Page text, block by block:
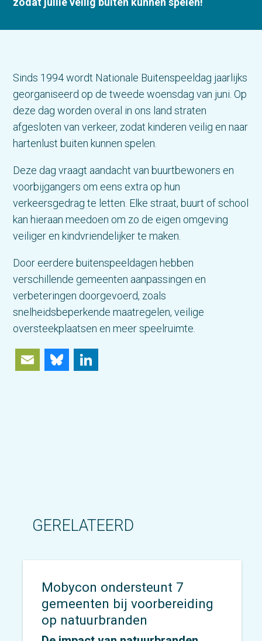
Sinds 1994 wordt Nationale Buitenspeeldag jaarlijks
georganiseerd op de tweede woensdag van juni. Op
deze dag worden overal in ons land straten
afgesloten van verkeer, zodat kinderen veilig en naar
hartenlust buiten kunnen spelen.
Deze dag vraagt aandacht van buurtbewoners en
voorbijgangers om eens extra op hun
verkeersgedrag te letten. Elke straat, buurt of school
kan hieraan meedoen om zo de eigen omgeving
veiliger en kindvriendelijker te maken.
Door eerdere buitenspeeldagen hebben
verschillende gemeenten aanpassingen en
verbeteringen doorgevoerd, zoals
snelheidsbeperkende maatregelen, veilige
oversteekplaatsen en meer speelruimte.
EmailBluesky
GERELATEERD
Mobycon ondersteunt 7
gemeenten bij voorbereiding
op natuurbranden